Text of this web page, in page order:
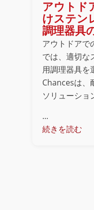
アウトド
けステン
調理器具
アウトドアで
では、適切な
用調理器具を
Chancesは、
ソリューシ
...
続きを読む